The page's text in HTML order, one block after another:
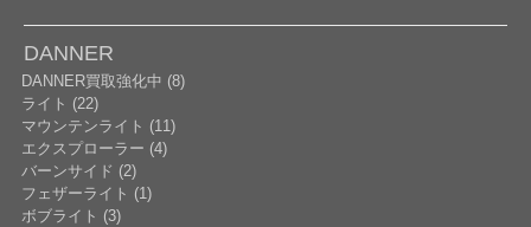
DANNER
DANNER買取強化中 (8)
ライト (22)
マウンテンライト (11)
エクスプローラー (4)
バーンサイド (2)
フェザーライト (1)
ボブライト (3)